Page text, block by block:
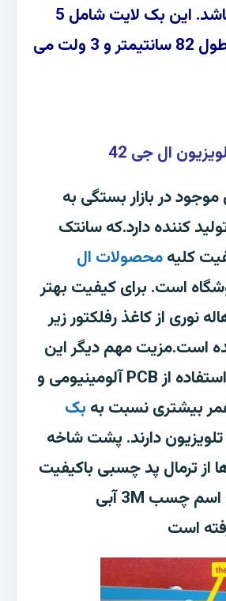
این بک لایت شامل 5
82 سانتیمتر و 3 ولت
می
ال جی 42
در بازار بستگی به
کننده دارد.که سانتک
کلیهمحصولات ال
است. برای کیفیت بهتر
نوری از کاغذ رفلکتور زیر
است.مزیت مهم دیگر این
از
PCB آلومینیومی و
بیشترینسبت به بک
دارند. پشت شاخه
از ترمال پد چسبی باکیفیت
که در بازار آن را به اسم چسب 3M آبی
است